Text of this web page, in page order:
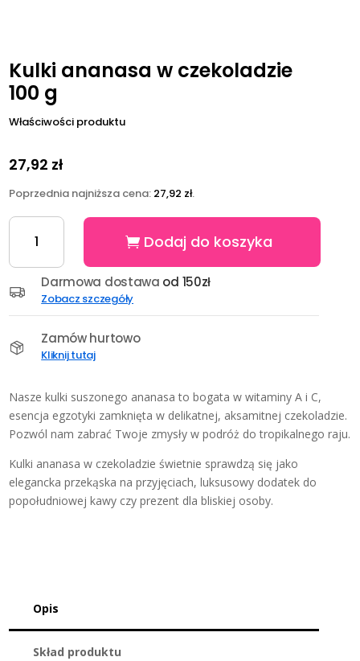
Kulki ananasa w czekoladzie
100 g
Właściwości produktu
27,92 zł
Poprzednia najniższa cena: 27,92 zł.
ilość
ananasa
czekoladzie
100
Dodaj do koszyka
Darmowa dostawa od 150zł
Zobacz szczegóły
Zamów hurtowo
Kliknij tutaj
Nasze kulki suszonego ananasa to bogata w witaminy A i C,
esencja egzotyki zamknięta w delikatnej, aksamitnej czekoladzie.
Pozwól nam zabrać Twoje zmysły w podróż do tropikalnego raju.
Kulki ananasa w czekoladzie świetnie sprawdzą się jako
elegancka przekąska na przyjęciach, luksusowy dodatek do
popołudniowej kawy czy prezent dla bliskiej osoby.
Opis
Skład produktu